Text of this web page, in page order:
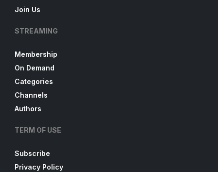
Join Us
STREAMING
Membership
On Demand
Categories
Channels
Authors
TERM OF USE
Subscribe
Privacy Policy